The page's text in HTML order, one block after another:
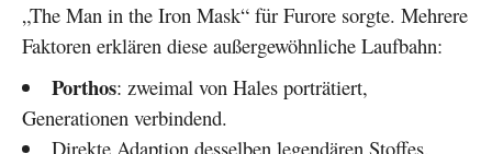
„The Man in the Iron Mask“ für Furore sorgte. Mehrere
Faktoren erklären diese außergewöhnliche Laufbahn:
Porthos: zweimal von Hales porträtiert,
Generationen verbindend.
Direkte Adaption desselben legendären Stoffes.